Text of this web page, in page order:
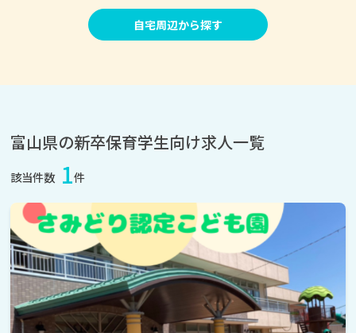
自宅周辺から探す
富山県の新卒保育学生向け求人一覧
該当件数 1件